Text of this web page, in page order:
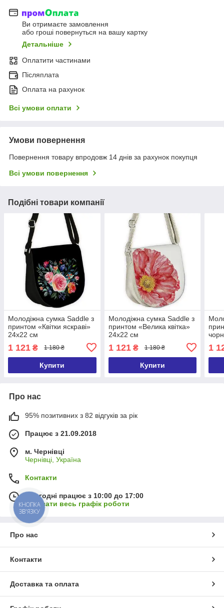
Ви отримаєте замовлення
або гроші повернуться на вашу картку
Детальніше
Оплатити частинами
Післяплата
Оплата на рахунок
Всі умови оплати
Умови повернення
Повернення товару впродовж 14 днів за рахунок покупця
Всі умови повернення
Подібні товари компанії
Молодіжна сумка Saddle з
принтом «Квітки яскраві»
24х22 см
1 121 ₴ 1 180 ₴
Купити
Молодіжна сумка Saddle з
принтом «Велика квітка»
24х22 см
1 121₴ 1 180 ₴
Купити
1
Про нас
95% позитивних з 82 відгуків за рік
Працює з 21.09.2018
м. Чернівці
Чернівці, Україна
Контакти
Сьогодні працює з 10:00 до 17:00
Показати весь графік роботи
Про нас
Контакти
Доставка та оплата
КНОПКА
ЗВ'ЯЗКУ